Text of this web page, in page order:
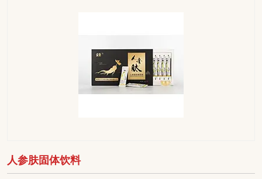
人参肤固体饮料